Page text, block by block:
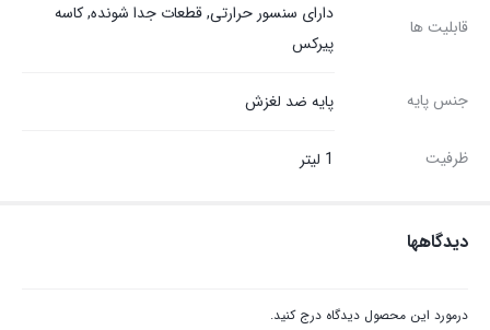
قابلیت ها
دارای سنسور حرارتی, قطعات جدا شونده, کاسه
پیرکس
جنس پایه پایه ضد لغزش
ظرفیت 1 لیتر
دیدگاهها
درمورد این محصول دیدگاه درج کنید.